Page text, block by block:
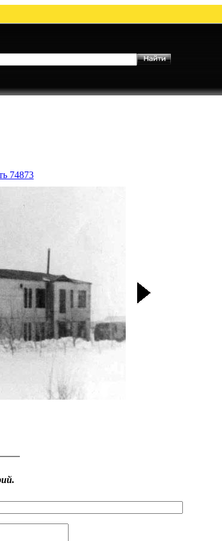
74873